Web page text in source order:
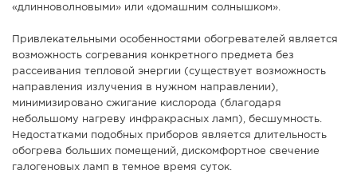
«длинноволновыми» или «домашним солнышком».
Привлекательными особенностями обогревателей является
возможность согревания конкретного предмета без
рассеивания тепловой энергии (существует возможность
направления излучения в нужном направлении),
минимизировано сжигание кислорода (благодаря
небольшому нагреву инфракрасных ламп), бесшумность.
Недостатками подобных приборов является длительность
обогрева больших помещений, дискомфортное свечение
галогеновых ламп в темное время суток.